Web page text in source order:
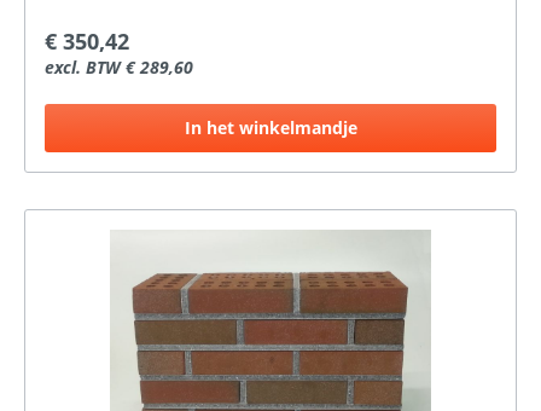
stroken klei op de dikte van de steen afgesneden.
Doordat dit een doorlopend proces is, is een snelle
productie mogelijk. De strengperssteen kan een
van stempelrollen worden voorzien van een structuur
of tekening. Alleen een strengperssteen kan
geperforeerd zijn, dit doordat ze de opening van de
de perforatie. Het voordeel van het perforeren is een
gelijkmatige droging en verstening bij het bakken,
twijfelt over de kleur/uiterlijk van de stenen kunt u bij
ons een steenmonster aanvragen.
€ 350,42
excl. BTW € 289,60
In het winkelmandje